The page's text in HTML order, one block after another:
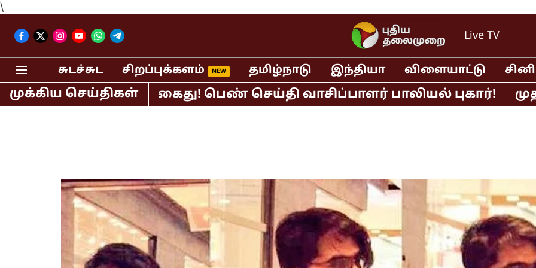
\
Live TV
சுடச்சுட சிறப்புக்களம் தமிழ்நாடு இந்தியா விளையாட்டு
முக்கிய செய்திகள்
பி.ஆர்.சுந்தர் கைது! பெண் செய்தி வாசிப்பாளர் பாலியல் புகார்! முதல்வர்